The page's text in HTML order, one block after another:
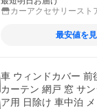
カーアクセサリースト
最安値を
車 ウィンドカバー 前
カーテン 網戸 窓 サ
ア用 日除け 車中泊